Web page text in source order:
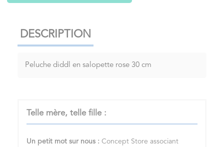
DESCRIPTION
Peluche diddl en salopette rose 30 cm
Telle mère, telle fille :
Un petit mot sur nous : Concept Store associant